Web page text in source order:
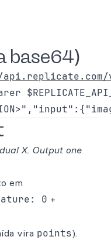
base64)
X. Output one
em
0 +
vira points).